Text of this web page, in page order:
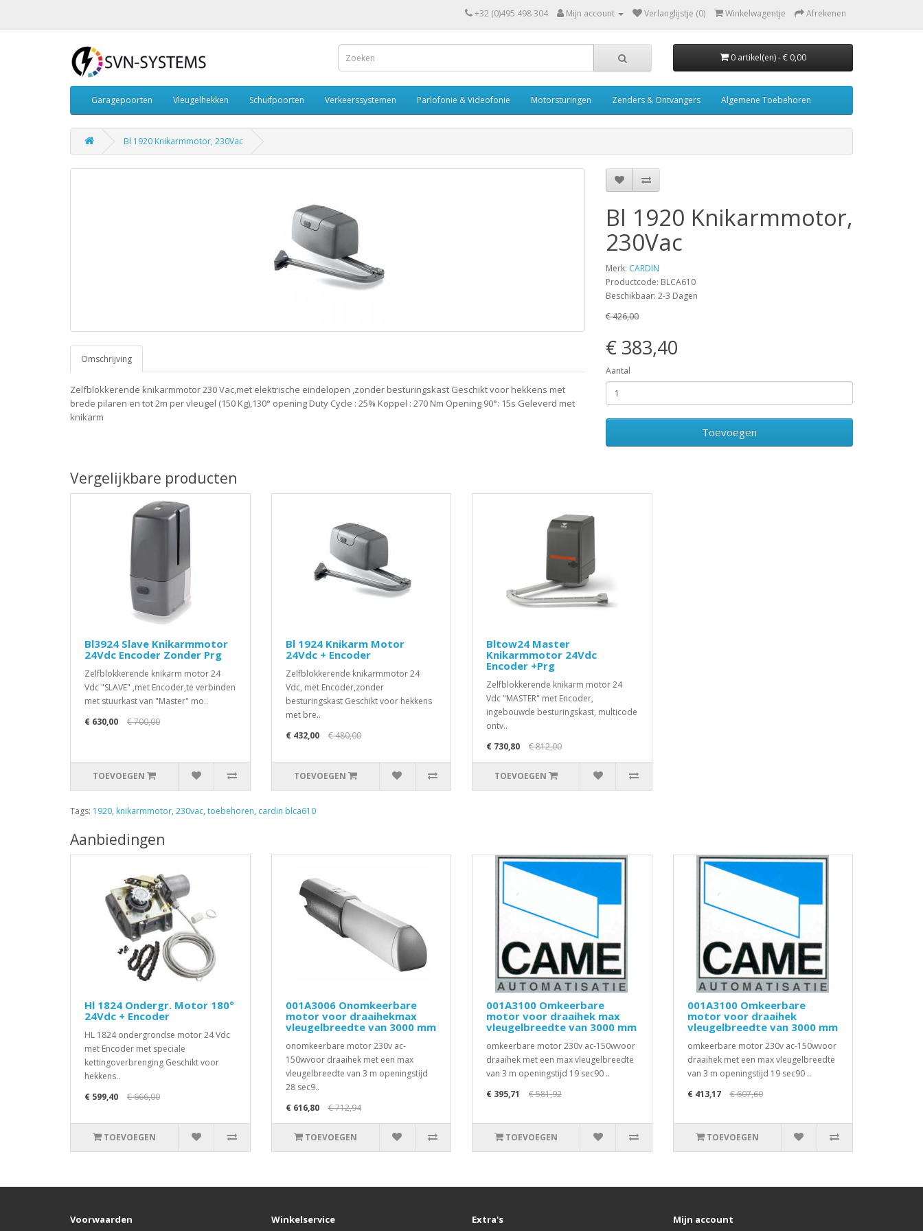
+32 (0)495 498 304 Mijn account Verlanglijstje (0) Winkelwagentje Afrekenen
0 artikel(en) - € 0,00
Garagepoorten Vleugelhekken Schuifpoorten Verkeerssystemen Parlofonie & Videofonie Motorsturingen Zenders & Ontvangers Algemene Toebehoren
Bl 1920 Knikarmmotor, 230Vac
Omschrijving
Zelfblokkerende knikarmmotor 230 Vac,met elektrische eindelopen ,zonder besturingskast Geschikt voor hekkens met
brede pilaren en tot 2m per vleugel (150 Kg),130° opening Duty Cycle : 25% Koppel : 270 Nm Opening 90°: 15s Geleverd met
knikarm
Bl 1920 Knikarmmotor,
230Vac
Merk: CARDIN
Productcode: BLCA610
Beschikbaar: 2-3 Dagen
€ 426,00
€ 383,40
Aantal
Toevoegen
Vergelijkbare producten
Bl3924 Slave Knikarmmotor
24Vdc Encoder Zonder Prg
Zelfblokkerende knikarm motor 24
Vdc "SLAVE" ,met Encoder,te verbinden
met stuurkast van "Master" mo..
€ 630,00
€ 700,00
TOEVOEGEN
Bl 1924 Knikarm Motor
24Vdc + Encoder
Zelfblokkerende knikarmmotor 24
Vdc, met Encoder,zonder
besturingskast Geschikt voor hekkens
met bre..
€ 432,00
€ 480,00
TOEVOEGEN
Bltow24 Master
Knikarmmotor 24Vdc
Encoder +Prg
Zelfblokkerende knikarm motor 24
Vdc "MASTER" met Encoder,
ingebouwde besturingskast, multicode
ontv..
€ 730,80
€ 812,00
TOEVOEGEN
Tags: 1920, knikarmmotor, 230vac, toebehoren, cardin blca610
Aanbiedingen
Hl 1824 Ondergr. Motor 180°
24Vdc + Encoder
HL 1824 ondergrondse motor 24 Vdc
met Encoder met speciale
kettingoverbrenging Geschikt voor
hekkens..
€ 599,40
€ 666,00
TOEVOEGEN
001A3006 Onomkeerbare
motor voor draaihekmax
vleugelbreedte van 3000 mm
onomkeerbare motor 230v ac-
150wvoor draaihek met een max
vleugelbreedte van 3 m openingstijd
28 sec9..
€ 616,80
€ 712,94
TOEVOEGEN
001A3100 Omkeerbare
motor voor draaihek max
vleugelbreedte van 3000 mm
omkeerbare motor 230v ac-150wvoor
draaihek met een max vleugelbreedte
van 3 m openingstijd 19 sec90 ..
€ 395,71
€ 581,92
TOEVOEGEN
001A3100 Omkeerbare
motor voor draaihek
vleugelbreedte van 3000 mm
omkeerbare motor 230v ac-150wvoor
draaihek met een max vleugelbreedte
van 3 m openingstijd 19 sec90 ..
€ 413,17
€ 607,60
TOEVOEGEN
Voorwaarden Winkelservice Extra's Mijn account